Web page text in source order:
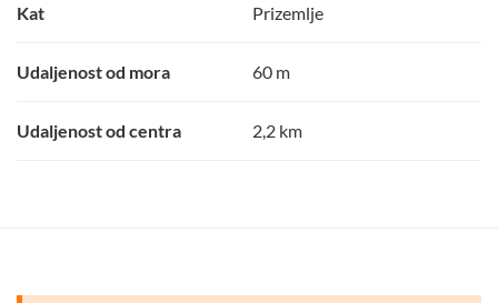
Kat Prizemlje
Udaljenost od mora 60 m
Udaljenost od centra 2,2 km